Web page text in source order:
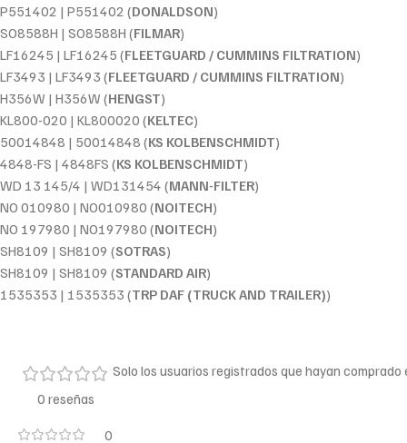
P551402 | P551402 (DONALDSON)
SO8588H | SO8588H (FILMAR)
LF16245 | LF16245 (FLEETGUARD / CUMMINS FILTRATION)
LF3493 | LF3493 (FLEETGUARD / CUMMINS FILTRATION)
H356W | H356W (HENGST)
KL800-020 | KL800020 (KELTEC)
50014848 | 50014848 (KS KOLBENSCHMIDT)
4848-FS | 4848FS (KS KOLBENSCHMIDT)
WD 13 145/4 | WD131454 (MANN-FILTER)
NO 010980 | NO010980 (NOITECH)
NO 197980 | NO197980 (NOITECH)
SH8109 | SH8109 (SOTRAS)
SH8109 | SH8109 (STANDARD AIR)
1535353 | 1535353 (TRP DAF (TRUCK AND TRAILER))
0 reseñas
0
Solo los usuarios registrados que hayan